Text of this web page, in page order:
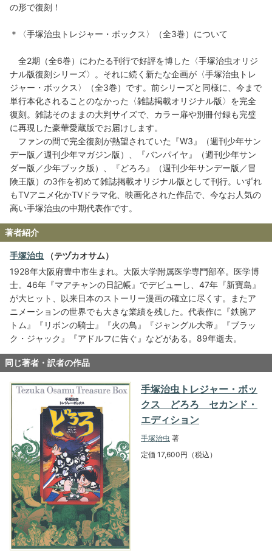
の形で復刻！
＊〈手塚治虫トレジャー・ボックス〉（全3巻）について
全2期（全6巻）にわたる刊行で好評を博した〈手塚治虫オリジ
ナル版復刻シリーズ〉。それに続く新たな企画が〈手塚治虫トレ
ジャー・ボックス〉（全3巻）です。前シリーズと同様に、今まで
単行本化されることのなかった〈雑誌掲載オリジナル版〉を完全
復刻。雑誌そのままの大判サイズで、カラー扉や別冊付録も完璧
に再現した豪華愛蔵版でお届けします。
ファンの間で完全復刻が熱望されていた『W3』（週刊少年サン
デー版／週刊少年マガジン版）、『バンパイヤ』（週刊少年サン
ダー版／少年ブック版）、『どろろ』（週刊少年サンデー版／冒
険王版）の3作を初めて雑誌掲載オリジナル版として刊行。いずれ
もTVアニメ化かTVドラマ化、映画化された作品で、今なお人気の
高い手塚治虫の中期代表作です。
著者紹介
手塚治虫 （テヅカオサム）
1928年大阪府豊中市生まれ。大阪大学附属医学専門部卒。医学博
士。46年『マアチャンの日記帳』でデビューし、47年『新寶島』
が大ヒット、以来日本のストーリー漫画の確立に尽くす。またア
ニメーションの世界でも大きな業績を残した。代表作に『鉄腕ア
トム』『リボンの騎士』『火の鳥』『ジャングル大帝』『ブラッ
ク・ジャック』『アドルフに告ぐ』などがある。89年逝去。
同じ著者・訳者の作品
手塚治虫トレジャー・ボッ
クス どろろ セカンド・
エディション
手塚治虫 著
定価 17,600円（税込）